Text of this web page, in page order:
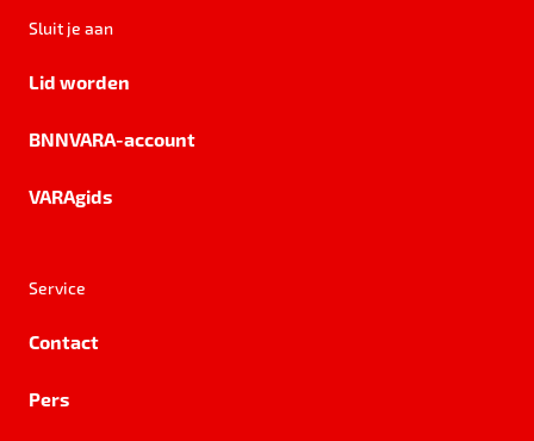
Sluit je aan
Lid worden
BNNVARA-account
VARAgids
Service
Contact
Pers